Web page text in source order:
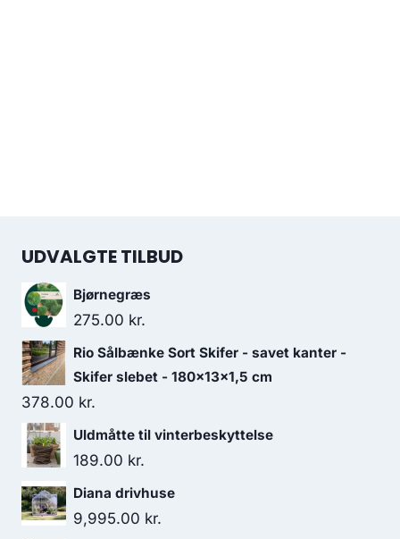
UDVALGTE TILBUD
Bjørnegræs
275.00 kr.
Rio Sålbænke Sort Skifer - savet kanter -
Skifer slebet - 180x13x1,5 cm
378.00 kr.
Uldmåtte til vinterbeskyttelse
189.00 kr.
Diana drivhuse
9,995.00 kr.